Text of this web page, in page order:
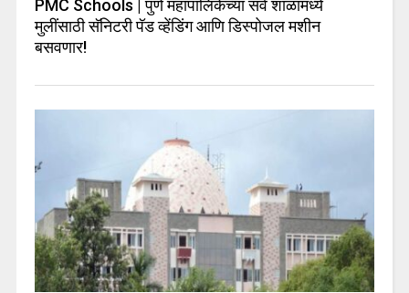
PMC Schools | पुणे महापालिकेच्या सर्व शाळांमध्ये
मुलींसाठी सॅनिटरी पॅड व्हेंडिंग आणि डिस्पोजल मशीन
बसवणार!